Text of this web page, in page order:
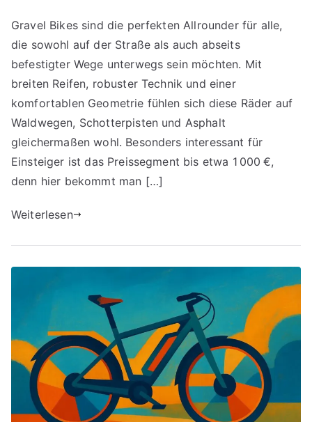
Gravel Bikes sind die perfekten Allrounder für alle,
die sowohl auf der Straße als auch abseits
befestigter Wege unterwegs sein möchten. Mit
breiten Reifen, robuster Technik und einer
komfortablen Geometrie fühlen sich diese Räder auf
Waldwegen, Schotterpisten und Asphalt
gleichermaßen wohl. Besonders interessant für
Einsteiger ist das Preissegment bis etwa 1 000 €,
denn hier bekommt man […]
Weiterlesen